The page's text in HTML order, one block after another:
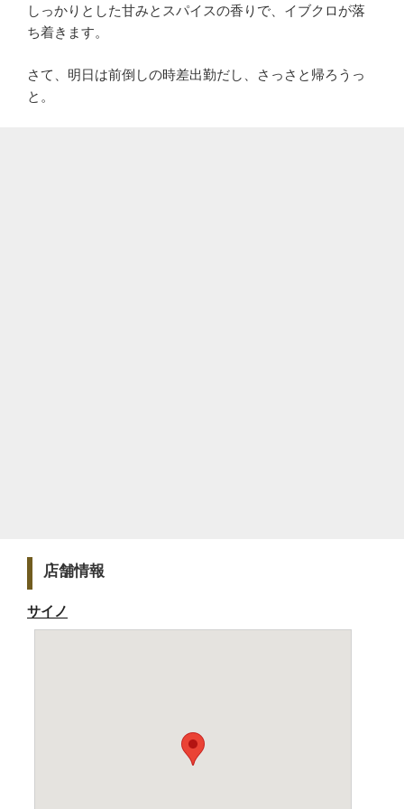
しっかりとした甘みとスパイスの香りで、イブクロが落
ち着きます。
さて、明日は前倒しの時差出勤だし、さっさと帰ろうっ
と。
店舗情報
サイノ